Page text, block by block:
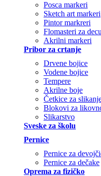
Posca markeri
Sketch art markeri
Pintor markreri
Flomasteri za decu
Akrilni markeri
Pribor za crtanje
Drvene bojice
Vodene bojice
Tempere
Akrilne boje
Četkice za
Blokovi za
Slikarstvo
Sveske za školu
Pernice
Pernice za
Pernice za dečake
Oprema za fizičko